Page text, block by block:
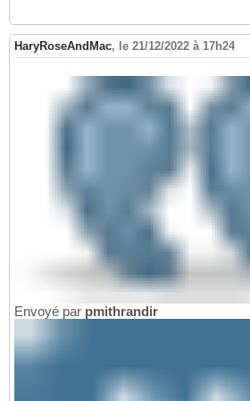
HaryRoseAndMac, le 21/12/2022 à 17h24
Envoyé par pmithrandir